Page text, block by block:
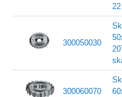
300050030
300060070